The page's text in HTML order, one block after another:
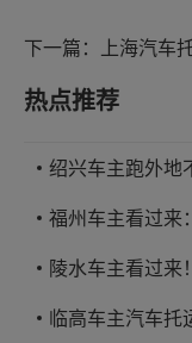
下一篇：
热点推荐